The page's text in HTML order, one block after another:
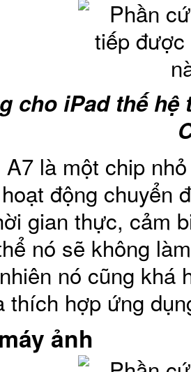
Bao da Samsung
Bao da Samsung
Bao da
cho iPad thế
là một chip
động chuyển
gian thực, cảm
nó sẽ không
nó cũng khá
thích hợp ứng
ảnh